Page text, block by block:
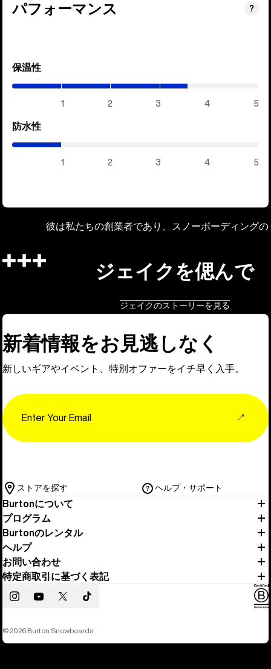
パフォーマンス ?
保温性
1 2 3 4 5
防水性
1 2 3 4 5
彼は私たちの創業者であり、スノーボーディング
ジェイクを偲んで
ジェイクのストーリーを見る
新着情報をお見逃しなく
新しいギアやイベント、特別オファーをイチ早く入手。
↗
ストアを探す ヘルプ・サポート
Burtonについて
プログラム
Burtonのレンタル
ヘルプ
お問い合わせ
特定商取引に基づく表記
InstagramYouTubeTwitterTikTok
© 2026 Burton Snowboards